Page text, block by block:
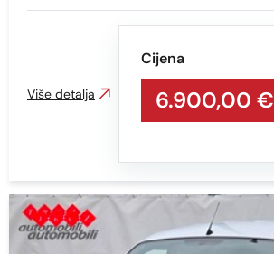
Prikaži Obriši
Cijena
6.900,00 €
Više detalja